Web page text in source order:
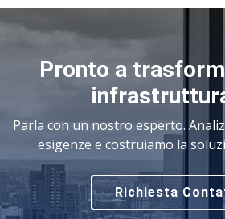
Pronto a
Parla con un nostro esperto.
esigenze e costruiamo la
Richiesta